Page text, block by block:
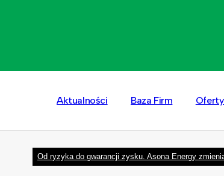
Aktualności Baza Firm
Od ryzyka do gwarancji zysku. Asona Energy